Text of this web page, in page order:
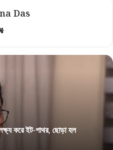
Das
Website
করে ইট-পাথর, ছোড়া হল